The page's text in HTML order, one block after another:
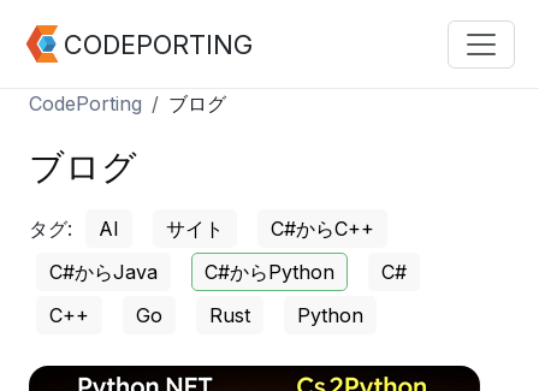
CODEPORTING
CodePorting ブログ
ブログ
タグ: AI サイト
C#からC++
C#からJava
C#からPython
C#
C++
Go Rust Python